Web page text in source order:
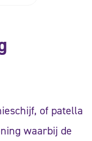
of patella
waarbij de